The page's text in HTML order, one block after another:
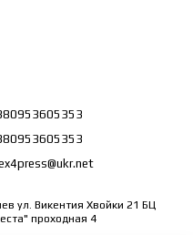
ул. Викентия Хвойки 21 БЦ
проходная 4